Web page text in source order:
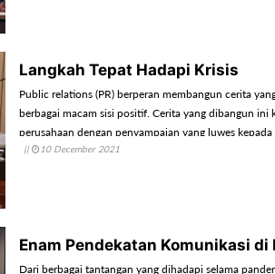
Langkah Tepat Hadapi Krisis
Public relations (PR) berperan membangun cerita
berbagai macam sisi positif. Cerita yang dibangun
perusahaan dengan penyampaian yang luwes
|| 10 December 2021
Enam Pendekatan Komunikasi di
Dari berbagai tantangan yang dihadapi selama